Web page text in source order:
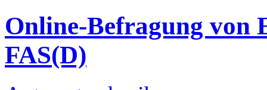
Online-Befragung von
FAS(D)